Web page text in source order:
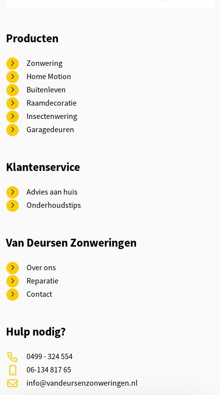
Producten
Zonwering
Home Motion
Buitenleven
Raamdecoratie
Insectenwering
Garagedeuren
Klantenservice
Advies aan huis
Onderhoudstips
Van Deursen Zonweringen
Over ons
Reparatie
Contact
Hulp nodig?
0499 - 324 554
06-134 817 65
info@vandeursenzonweringen.nl